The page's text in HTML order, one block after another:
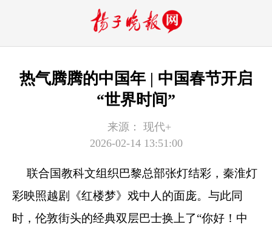
热气腾腾的中国年 | 中国春节开启
“世界时间”
来源：
现代+
2026-02-14 13:51:00
联合国教科文组织巴黎总部张灯结彩，秦淮灯
彩映照越剧《红楼梦》戏中人的面庞。与此同
时，伦敦街头的经典双层巴士换上了“你好！中